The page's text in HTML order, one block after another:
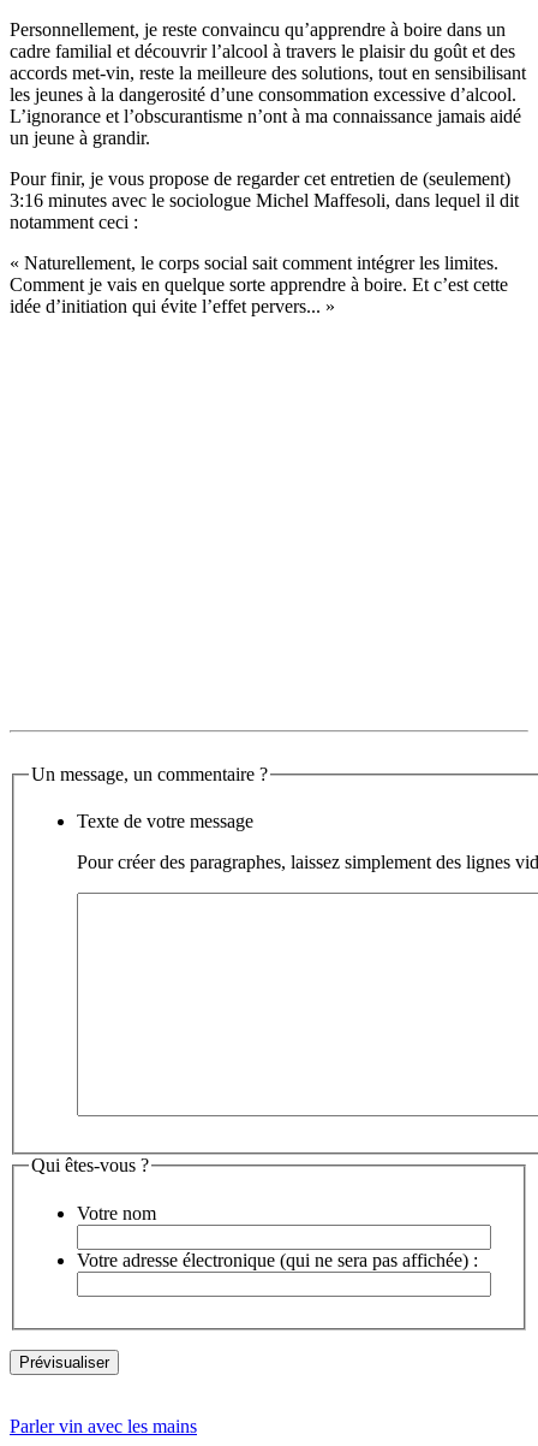
Personnellement, je reste convaincu qu’apprendre à boire dans un
cadre familial et découvrir l’alcool à travers le plaisir du goût et des
accords met-vin, reste la meilleure des solutions, tout en sensibilisant
les jeunes à la dangerosité d’une consommation excessive d’alcool.
L’ignorance et l’obscurantisme n’ont à ma connaissance jamais aidé
un jeune à grandir.
Pour finir, je vous propose de regarder cet entretien de (seulement)
3:16 minutes avec le sociologue Michel Maffesoli, dans lequel il dit
notamment ceci :
« Naturellement, le corps social sait comment intégrer les limites.
Comment je vais en quelque sorte apprendre à boire. Et c’est cette
idée d’initiation qui évite l’effet pervers... »
Un message, un commentaire ?
Texte de votre message
Pour créer des paragraphes, laissez simplement des lignes
Qui êtes-vous ?
Votre nom
Votre adresse électronique (qui ne sera pas affichée) :
Parler vin avec les mains